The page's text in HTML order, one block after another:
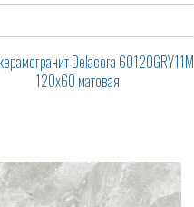
Delacora 60120GRY11M
120x60 матовая